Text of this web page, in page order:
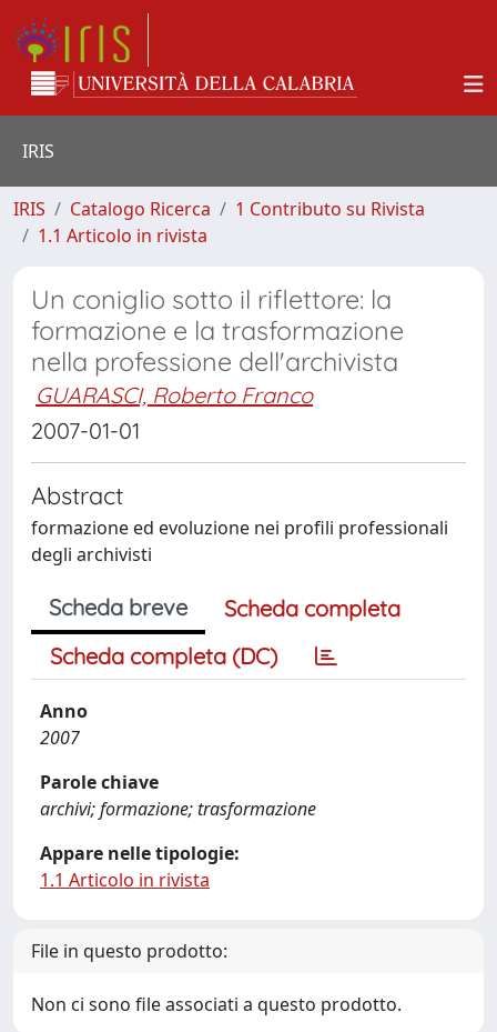
IRIS
IRIS Catalogo Ricerca
1 Contributo su Rivista
1.1 Articolo in rivista
Un coniglio sotto il riflettore: la
formazione e la trasformazione
nella professione dell'archivista
GUARASCI, Roberto Franco
2007-01-01
Abstract
formazione ed evoluzione nei profili professionali
degli archivisti
Scheda breve
Scheda completa
Scheda completa (DC)
Anno
2007
Parole chiave
archivi; formazione; trasformazione
Appare nelle tipologie:
1.1 Articolo in rivista
File in questo prodotto:
Non ci sono file associati a questo prodotto.